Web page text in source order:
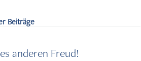
Beiträge
anderen Freud!